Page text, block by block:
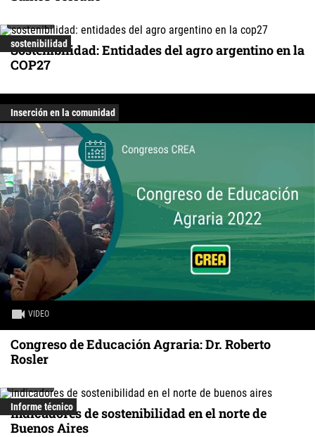
sostenibilidad
Sostenibilidad: Entidades del agro argentino en la
COP27
VIDEO
Inserción en la comunidad
Congreso de Educación Agraria: Dr. Roberto
Rosler
Informe técnico
Indicadores de sostenibilidad en el norte de
Buenos Aires